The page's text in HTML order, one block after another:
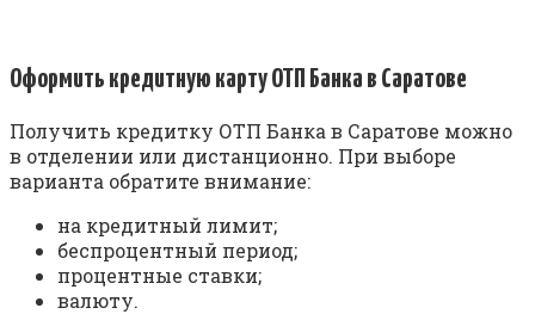
Оформить кредитную карту ОТП Банка в Саратове
Получить кредитку ОТП Банка в Саратове можно
в отделении или дистанционно. При выборе
варианта обратите внимание:
на кредитный лимит;
беспроцентный период;
процентные ставки;
валюту.